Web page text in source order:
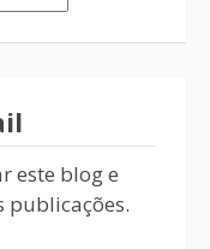
este blog e
publicações.